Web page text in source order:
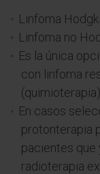
Linfoma
Linfoma no
Es la única
con linfoma
(quimioterapia).
En casos
protonterapia
pacientes que
radioterapia